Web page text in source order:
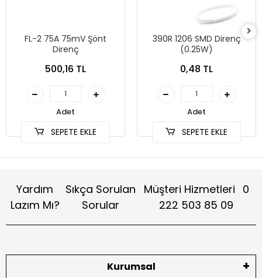
FL-2 75A 75mV Şönt
Direnç
500,16 TL
Adet
SEPETE EKLE
390R 1206 SMD Direnç
(0.25W)
0,48 TL
Adet
SEPETE EKLE
Yardım
Lazım Mı?
Sıkça Sorulan
Sorular
Müşteri Hizmetleri 0
222 503 85 09
Kurumsal